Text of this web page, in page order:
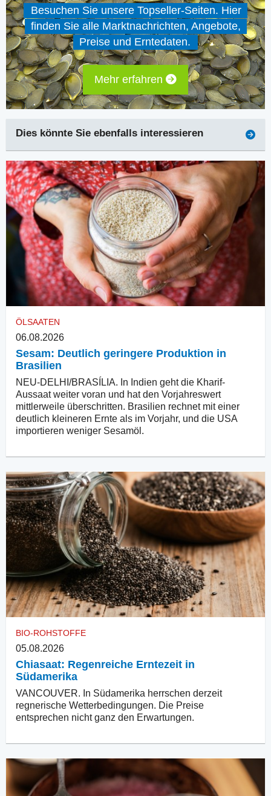
Besuchen Sie unsere Topseller-Seiten. Hier
finden Sie alle Marktnachrichten, Angebote,
Preise und Erntedaten.
Mehr erfahren
Dies könnte Sie ebenfalls interessieren
ÖLSAATEN
06.08.2026
Sesam: Deutlich geringere Produktion in
Brasilien
NEU-DELHI/BRASÍLIA. In Indien geht die Kharif-
Aussaat weiter voran und hat den Vorjahreswert
mittlerweile überschritten. Brasilien rechnet mit einer
deutlich kleineren Ernte als im Vorjahr, und die USA
importieren weniger Sesamöl.
BIO-ROHSTOFFE
05.08.2026
Chiasaat: Regenreiche Erntezeit in
Südamerika
VANCOUVER. In Südamerika herrschen derzeit
regnerische Wetterbedingungen. Die Preise
entsprechen nicht ganz den Erwartungen.